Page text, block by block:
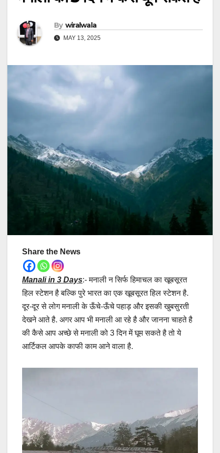
By wiralwala
MAY 13, 2025
Share the News
Manali in 3 Days:- मनाली न सिर्फ हिमाचल का खूबसूरत
हिल स्टेशन है बल्कि पुरे भारत का एक खूबसूरत हिल स्टेशन है.
दूर-दूर से लोग मनाली के ऊँचे-ऊँचे पहाड़ और इसकी खुबसुरती
देखने आते है. अगर आप भी मनाली आ रहे है और जानना चाहते है
की कैसे आप अच्छे से मनाली को 3 दिन में घूम सकते है तो ये
आर्टिकल आपके काफी काम आने वाला है.